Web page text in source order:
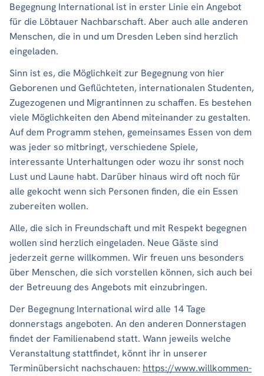
Begegnung International ist in erster Linie ein Angebot
für die Löbtauer Nachbarschaft. Aber auch alle anderen
Menschen, die in und um Dresden Leben sind herzlich
eingeladen.
Sinn ist es, die Möglichkeit zur Begegnung von hier
Geborenen und Geflüchteten, internationalen Studenten,
Zugezogenen und Migrantinnen zu schaffen. Es bestehen
viele Möglichkeiten den Abend miteinander zu gestalten.
Auf dem Programm stehen, gemeinsames Essen von dem
was jeder so mitbringt, verschiedene Spiele,
interessante Unterhaltungen oder wozu ihr sonst noch
Lust und Laune habt. Darüber hinaus wird oft noch für
alle gekocht wenn sich Personen finden, die ein Essen
zubereiten wollen.
Alle, die sich in Freundschaft und mit Respekt begegnen
wollen sind herzlich eingeladen. Neue Gäste sind
jederzeit gerne willkommen. Wir freuen uns besonders
über Menschen, die sich vorstellen können, sich auch bei
der Betreuung des Angebots mit einzubringen.
Der Begegnung International wird alle 14 Tage
donnerstags angeboten. An den anderen Donnerstagen
findet der Familienabend statt. Wann jeweils welche
Veranstaltung stattfindet, könnt ihr in unserer
Terminübersicht nachschauen: https://www.willkommen-